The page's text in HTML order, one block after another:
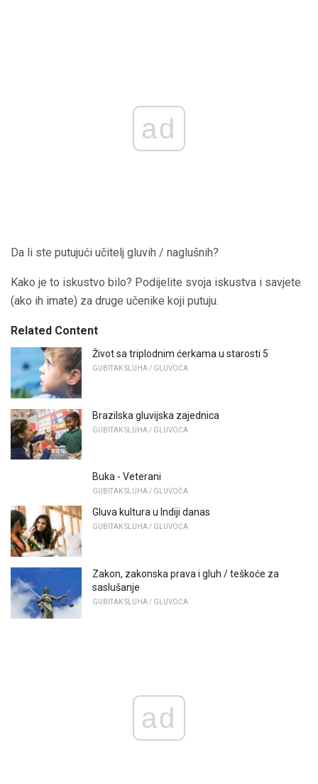
ad
Da li ste putujući učitelj gluvih / naglušnih?
Kako je to iskustvo bilo? Podijelite svoja iskustva i savjete
(ako ih imate) za druge učenike koji putuju.
Related Content
Život sa triplodnim ćerkama u starosti 5
GUBITAK SLUHA / GLUVOĆA
Brazilska gluvijska zajednica
GUBITAK SLUHA / GLUVOĆA
Buka - Veterani
GUBITAK SLUHA / GLUVOĆA
Gluva kultura u Indiji danas
GUBITAK SLUHA / GLUVOĆA
Zakon, zakonska prava i gluh / teškoće za
saslušanje
GUBITAK SLUHA / GLUVOĆA
ad